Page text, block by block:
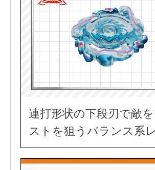
連打形状の下段刃で敵
ストを狙うバランス系